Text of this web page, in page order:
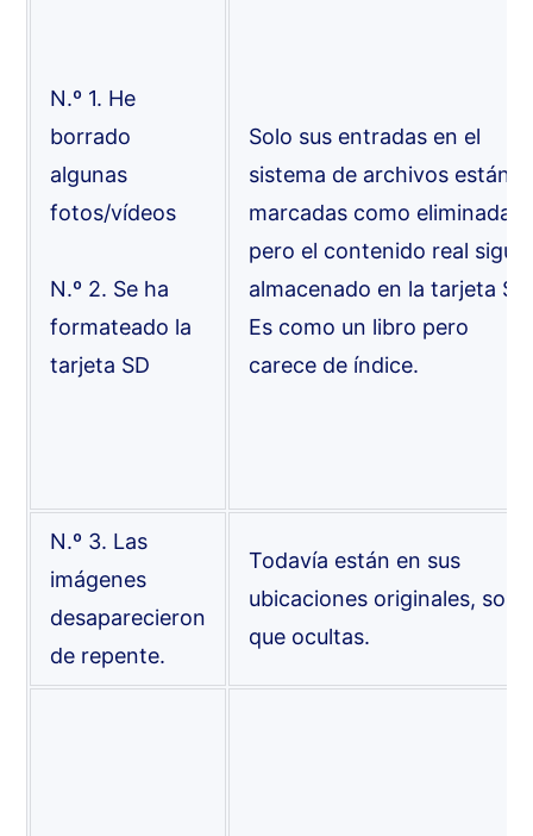
N.º 1. He
borrado
algunas
fotos/vídeos
N.º 2. Se ha
formateado la
tarjeta SD
Solo sus entradas en el
sistema de archivos están
marcadas como eliminadas,
pero el contenido real sigue
almacenado en la tarjeta
Es como un libro pero
carece de índice.
N.º 3. Las
imágenes
desaparecieron
de repente.
Todavía están en sus
ubicaciones originales, solo
que ocultas.